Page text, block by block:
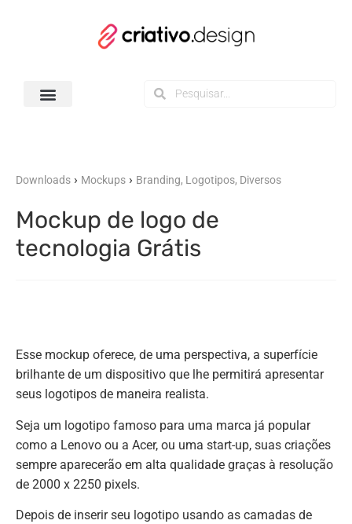
Downloads › Mockups › Branding, Logotipos, Diversos
Mockup de logo de
tecnologia Grátis
Esse mockup oferece, de uma perspectiva, a superfície
brilhante de um dispositivo que lhe permitirá apresentar
seus logotipos de maneira realista.
Seja um logotipo famoso para uma marca já popular
como a Lenovo ou a Acer, ou uma start-up, suas criações
sempre aparecerão em alta qualidade graças à resolução
de 2000 x 2250 pixels.
Depois de inserir seu logotipo usando as camadas de